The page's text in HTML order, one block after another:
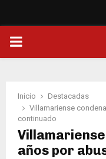
PRIMARY
Inicio
Destacadas
Villamariense
continuado
años por